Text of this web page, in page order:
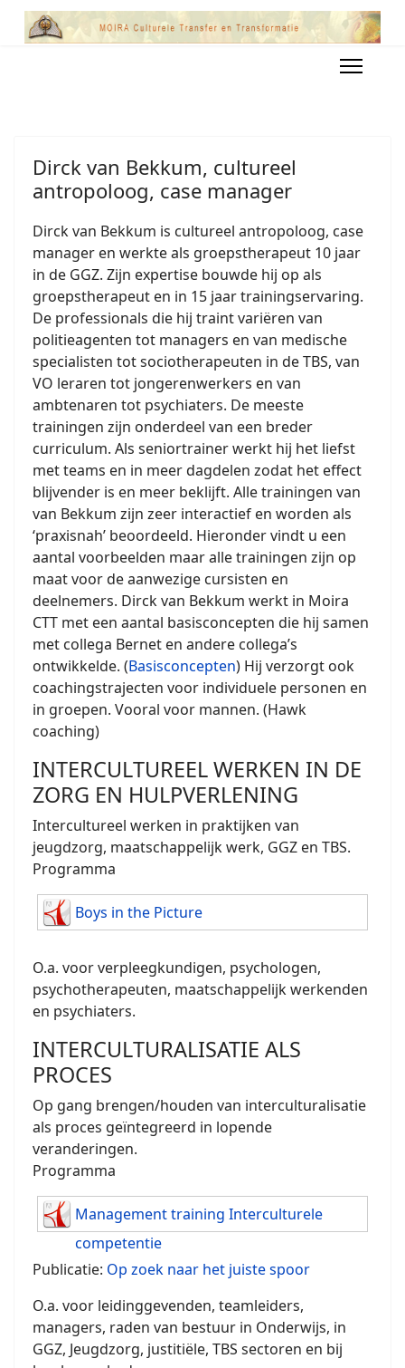
Dirck van Bekkum, cultureel
antropoloog, case manager
Dirck van Bekkum is cultureel antropoloog, case
manager en werkte als groepstherapeut 10 jaar
in de GGZ. Zijn expertise bouwde hij op als
groepstherapeut en in 15 jaar trainingservaring.
De professionals die hij traint variëren van
politieagenten tot managers en van medische
specialisten tot sociotherapeuten in de TBS, van
VO leraren tot jongerenwerkers en van
ambtenaren tot psychiaters. De meeste
trainingen zijn onderdeel van een breder
curriculum. Als seniortrainer werkt hij het liefst
met teams en in meer dagdelen zodat het effect
blijvender is en meer beklijft. Alle trainingen van
van Bekkum zijn zeer interactief en worden als
‘praxisnah’ beoordeeld. Hieronder vindt u een
aantal voorbeelden maar alle trainingen zijn op
maat voor de aanwezige cursisten en
deelnemers. Dirck van Bekkum werkt in Moira
CTT met een aantal basisconcepten die hij samen
met collega Bernet en andere collega’s
ontwikkelde. (Basisconcepten) Hij verzorgt ook
coachingstrajecten voor individuele personen en
in groepen. Vooral voor mannen. (Hawk
coaching)
INTERCULTUREEL WERKEN IN DE
ZORG EN HULPVERLENING
Intercultureel werken in praktijken van
jeugdzorg, maatschappelijk werk, GGZ en TBS.
Programma
Boys in the Picture
O.a. voor verpleegkundigen, psychologen,
psychotherapeuten, maatschappelijk werkenden
en psychiaters.
INTERCULTURALISATIE ALS
PROCES
Op gang brengen/houden van interculturalisatie
als proces geïntegreerd in lopende
veranderingen.
Programma
Management training Interculturele
competentie
Publicatie: Op zoek naar het juiste spoor
O.a. voor leidinggevenden, teamleiders,
managers, raden van bestuur in Onderwijs, in
GGZ, Jeugdzorg, justitiële, TBS sectoren en bij